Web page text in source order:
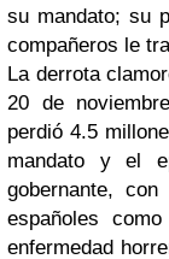
su mandato; su
compañeros le
La derrota
20 de
perdió 4.5
mandato y el
gobernante,
españoles
enfermedad